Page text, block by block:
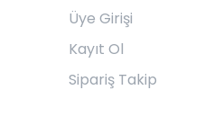
Üye Girişi
Kayıt Ol
Sipariş Takip